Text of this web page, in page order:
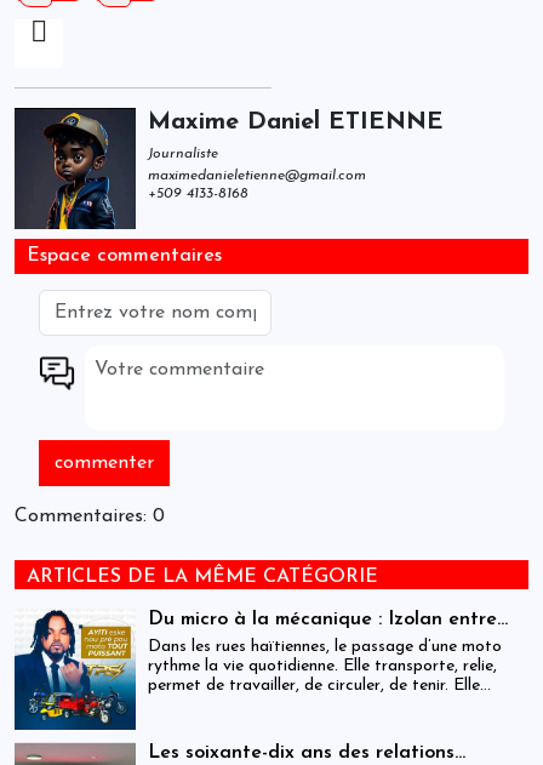
Maxime Daniel ETIENNE
Journaliste
maximedanieletienne@gmail.com
+509 4133-8168
Espace commentaires
Commentaires: 0
ARTICLES DE LA MÊME CATÉGORIE
Du micro à la mécanique : Izolan entre
dans l’univers des motocyclettes en Haïti
Dans les rues haïtiennes, le passage d’une moto
rythme la vie quotidienne. Elle transporte, relie,
permet de travailler, de circuler, de tenir. Elle
personnes.
Les soixante-dix ans des relations